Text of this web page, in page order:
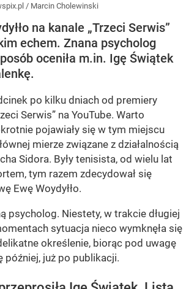
/ Marcin Cholewinski
na kanale „Trzeci Serwis”
echem. Znana psycholog
oceniła m.in. Igę Świątek
po kilku dniach od premiery
Serwis” na YouTube. Warto
pojawiały się w tym miejscu
mierze związane z działalnością
Sidora. Były tenisista, od wielu lat
tym razem zdecydował się
Ewę Woydyłło.
psycholog. Niestety, w trakcie długiej
sytuacja nieco wymknęła się
określenie, biorąc pod uwagę
później, już po publikacji.